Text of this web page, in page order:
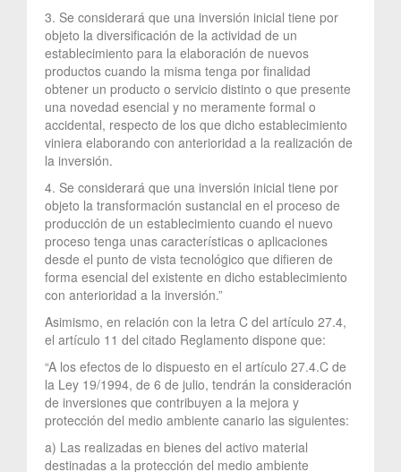
3. Se considerará que una inversión inicial tiene por
objeto la diversificación de la actividad de un
establecimiento para la elaboración de nuevos
productos cuando la misma tenga por finalidad
obtener un producto o servicio distinto o que presente
una novedad esencial y no meramente formal o
accidental, respecto de los que dicho establecimiento
viniera elaborando con anterioridad a la realización de
la inversión.
4. Se considerará que una inversión inicial tiene por
objeto la transformación sustancial en el proceso de
producción de un establecimiento cuando el nuevo
proceso tenga unas características o aplicaciones
desde el punto de vista tecnológico que difieren de
forma esencial del existente en dicho establecimiento
con anterioridad a la inversión.”
Asimismo, en relación con la letra C del artículo 27.4,
el artículo 11 del citado Reglamento dispone que:
“A los efectos de lo dispuesto en el artículo 27.4.C de
la Ley 19/1994, de 6 de julio, tendrán la consideración
de inversiones que contribuyen a la mejora y
protección del medio ambiente canario las siguientes:
a) Las realizadas en bienes del activo material
destinadas a la protección del medio ambiente